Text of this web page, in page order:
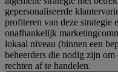
gepersonaliseerde
profiteren van deze strategie
onafhankelijk
lokaal niveau (binnen een
beheerders die nodig zijn
rechten af te handelen.